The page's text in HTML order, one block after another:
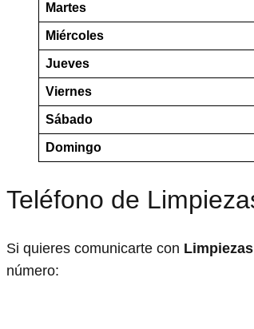
Martes
Miércoles
Jueves
Viernes
Sábado
Domingo
Teléfono de
Si quieres comunicarte con
número: